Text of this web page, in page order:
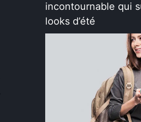
incontournable qui
looks d’été